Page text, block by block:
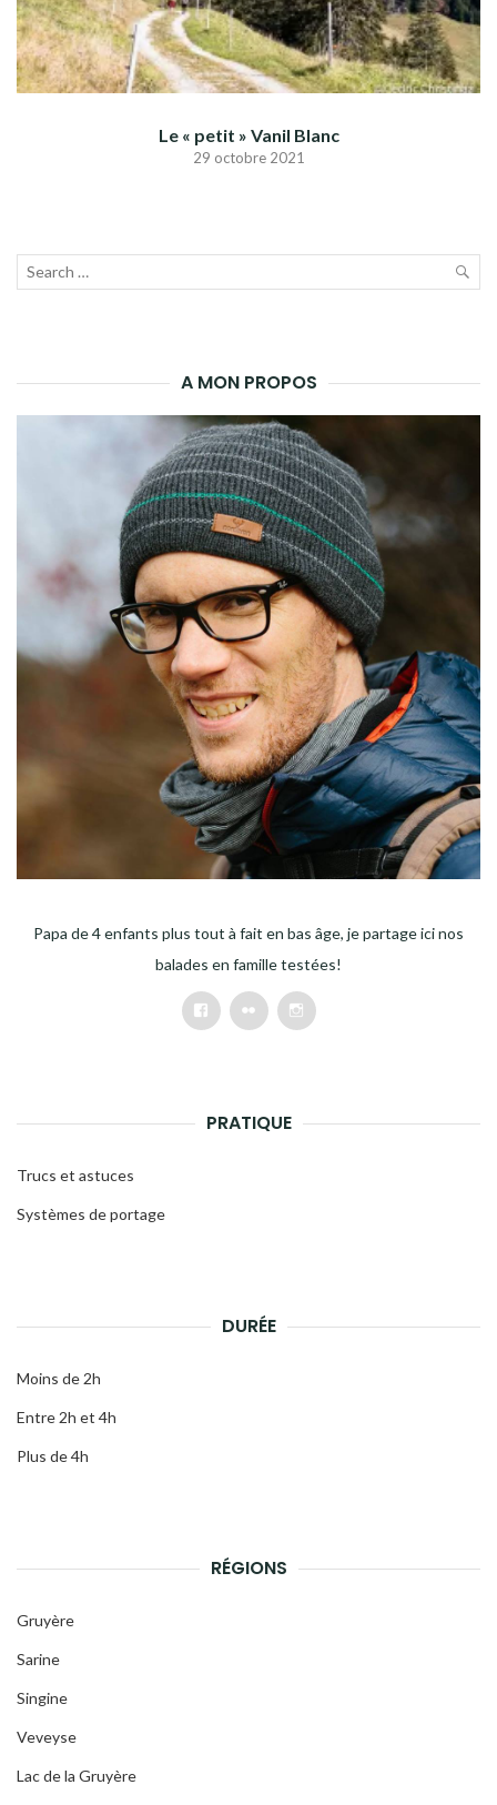
Le « petit » Vanil Blanc
29 octobre 2021
Recherche
A MON PROPOS
Papa de 4 enfants plus tout à fait en bas âge, je partage ici nos
balades en famille testées!
FacebookFlickr Instagram
PRATIQUE
Trucs et astuces
Systèmes de portage
DURÉE
Moins de 2h
Entre 2h et 4h
Plus de 4h
RÉGIONS
Gruyère
Sarine
Singine
Veveyse
Lac de la Gruyère